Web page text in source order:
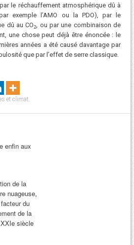
le réchauffement atmosphérique dû à
exemple l’AMO ou la PDO), par le
dû au CO2, ou par une combinaison de
une chose peut déjà être énoncée : le
années a été causé davantage par
que par l’effet de serre classique.
et climat
enfin aux
de la
nuageuse,
du
de la
siècle